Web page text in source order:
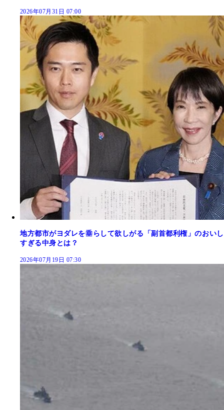
2026年07月31日 07:00
地方都市がヨダレを垂らして欲しがる「副首都利権」のおいし
すぎる中身とは？
2026年07月19日 07:30